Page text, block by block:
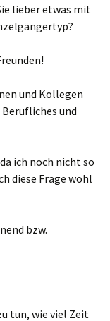
lieber etwas mit
und Kollegen
und
ich noch nicht so
diese Frage wohl
bzw.
tun, wie viel Zeit